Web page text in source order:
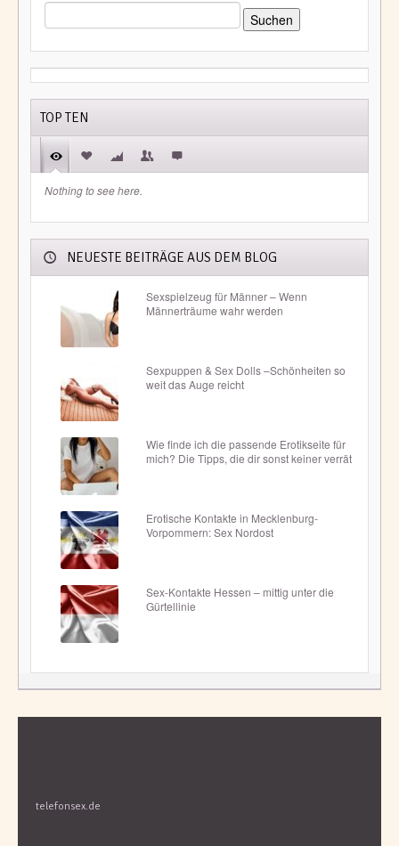
SUCHEN
NACH:
TOP TEN
Nothing to see here.
NEUESTE BEITRÄGE AUS DEM BLOG
Sexspielzeug für Männer – Wenn
Männerträume wahr werden
Sexpuppen & Sex Dolls –Schönheiten so
weit das Auge reicht
Wie finde ich die passende Erotikseite für
mich? Die Tipps, die dir sonst keiner verrät
Erotische Kontakte in Mecklenburg-
Vorpommern: Sex Nordost
Sex-Kontakte Hessen – mittig unter die
Gürtellinie
telefonsex.de